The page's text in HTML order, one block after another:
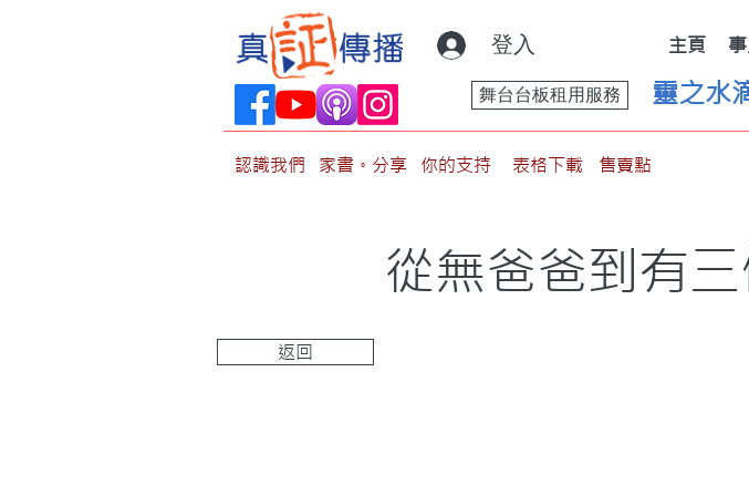
登入 主頁
靈之水
舞台台板租用服務
認識我們 家書。分享 你的支持 表格下載 售賣點
從無爸爸到有
返回